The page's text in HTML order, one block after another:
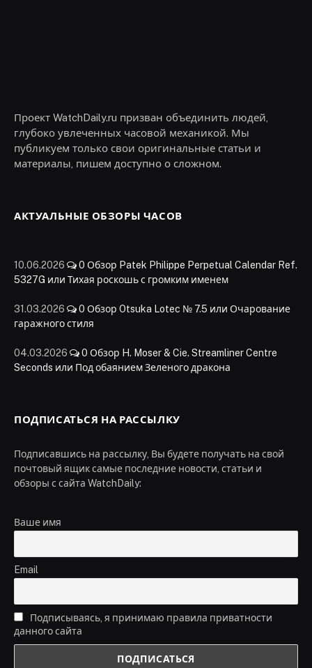
Проект WatchDaily.ru призван объединить людей,
глубоко увлеченных часовой механикой. Мы
публикуем только свои оригинальные статьи и
материалы, пишем доступно о сложном.
АКТУАЛЬНЫЕ ОБЗОРЫ ЧАСОВ
10.06.2026 0 Обзор Patek Philippe Perpetual Calendar Ref.
5327G или Тихая роскошь с громким именем
31.03.2026 0 Обзор Otsuka Lotec № 7.5 или Очарование
гаражного стиля
04.03.2026 0 Обзор H. Moser & Cie. Streamliner Centre
Seconds или Под обаянием Зеленого дракона
ПОДПИСАТЬСЯ НА РАССЫЛКУ
Подписавшись на рассылку, Вы будете получать на свой
почтовый ящик самые последние новости, статьи и
обзоры с сайта WatchDaily:
Ваше имя
Email
Подписываясь, я принимаю правила приватности
данного сайта